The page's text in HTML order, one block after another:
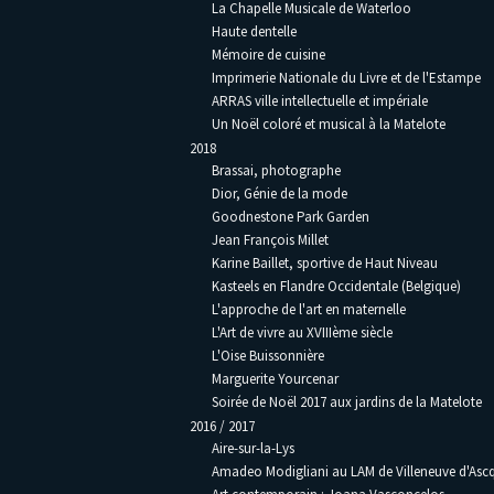
La Chapelle Musicale de Waterloo
Haute dentelle
Mémoire de cuisine
Imprimerie Nationale du Livre et de l'Estampe
ARRAS ville intellectuelle et impériale
Un Noël coloré et musical à la Matelote
2018
Brassai, photographe
Dior, Génie de la mode
Goodnestone Park Garden
Jean François Millet
Karine Baillet, sportive de Haut Niveau
Kasteels en Flandre Occidentale (Belgique)
L'approche de l'art en maternelle
L'Art de vivre au XVIIIème siècle
L'Oise Buissonnière
Marguerite Yourcenar
Soirée de Noël 2017 aux jardins de la Matelote
2016 / 2017
Aire-sur-la-Lys
Amadeo Modigliani au LAM de Villeneuve